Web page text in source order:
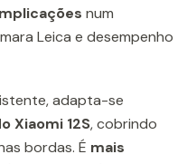
num
Leica e desempenho
adapta-se
Xiaomi 12S, cobrindo
bordas. É mais